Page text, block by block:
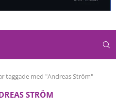
taggade med "Andreas Ström"
STRÖM